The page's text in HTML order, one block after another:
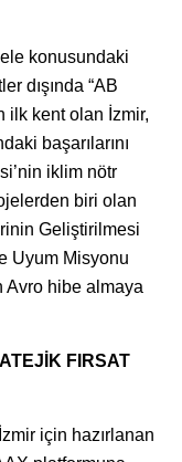
konusundaki
dışında “AB
ilk kent olan İzmir,
başarılarını
iklim nötr
biri olan
Geliştirilmesi
Uyum Misyonu
Avro hibe almaya
FIRSAT
için hazırlanan